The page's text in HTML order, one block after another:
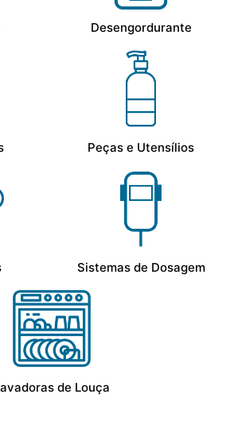
Desengordurante
Peças e Utensílios
Sistemas de Dosagem
de Louça